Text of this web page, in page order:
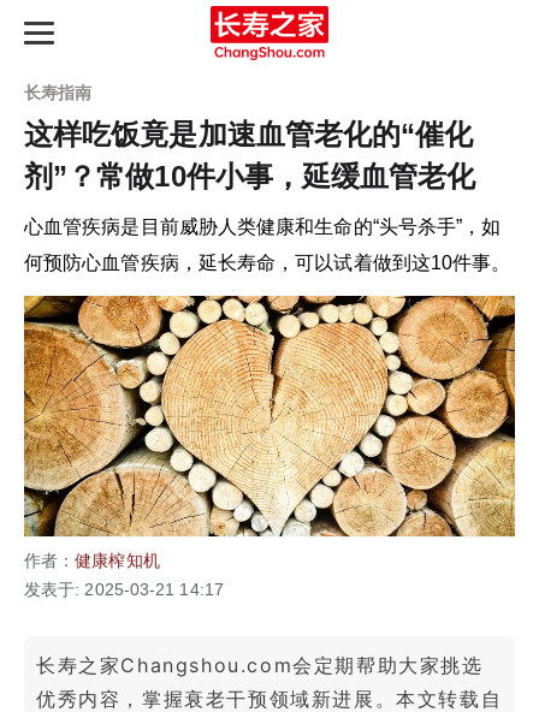
最新动态
长寿指南
知识图谱
产品评测
延寿天梯榜
长寿指南
这样吃饭竟是加速血管老化的“催化
剂”？常做10件小事，延缓血管老化
心血管疾病是目前威胁人类健康和生命的“头号杀手”，如
何预防心血管疾病，延长寿命，可以试着做到这10件事。
作者：健康榨知机
发表于: 2025-03-21 14:17
长寿之家Changshou.com会定期帮助大家挑选
优秀内容，掌握衰老干预领域新进展。本文转载自